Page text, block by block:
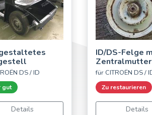
DS / ID
gut
Details
ID/DS-Felge
Zentralmutter
für CITROËN DS /
Zu restaurieren
Details